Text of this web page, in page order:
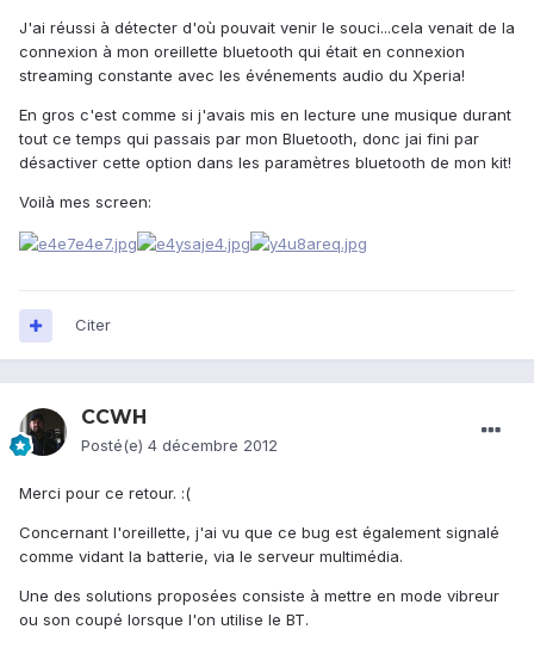
J'ai réussi à détecter d'où pouvait venir le souci...cela venait de la
connexion à mon oreillette bluetooth qui était en connexion
streaming constante avec les événements audio du Xperia!
En gros c'est comme si j'avais mis en lecture une musique durant
tout ce temps qui passais par mon Bluetooth, donc jai fini par
désactiver cette option dans les paramètres bluetooth de mon kit!
Voilà mes screen:
Citer
CCWH
Posté(e) 4 décembre 2012
Merci pour ce retour. :(
Concernant l'oreillette, j'ai vu que ce bug est également signalé
comme vidant la batterie, via le serveur multimédia.
Une des solutions proposées consiste à mettre en mode vibreur
ou son coupé lorsque l'on utilise le BT.